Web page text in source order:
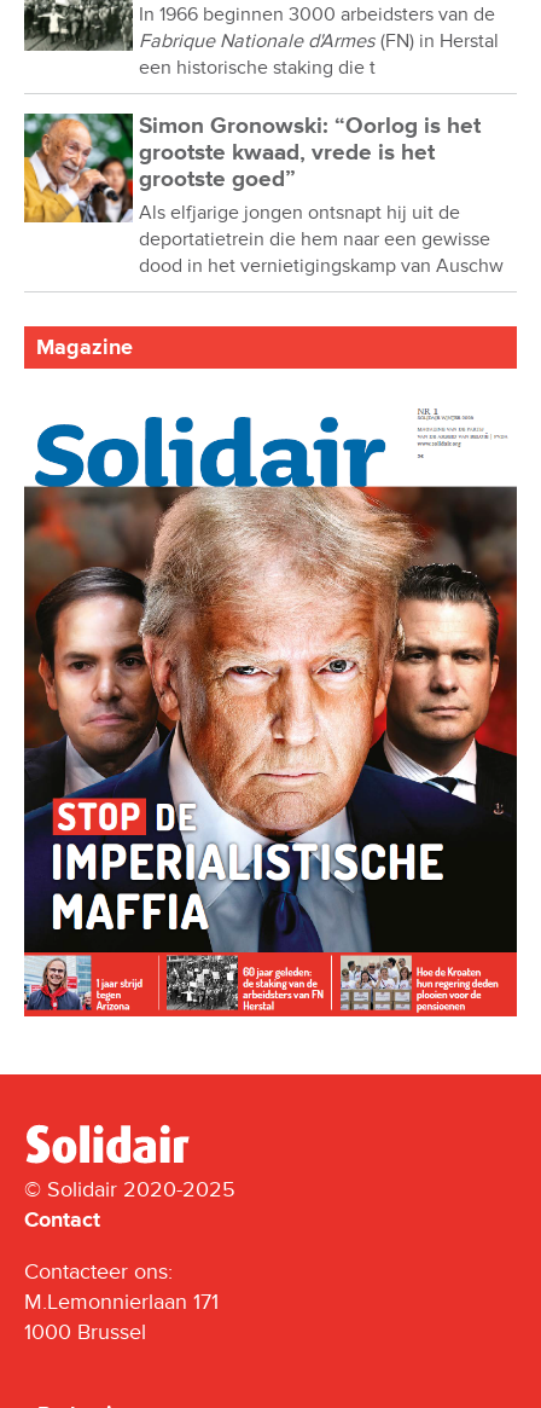
In 1966 beginnen 3000 arbeidsters van de
Fabrique Nationale d'Armes (FN) in Herstal
een historische staking die t
Simon Gronowski: “Oorlog is het
grootste kwaad, vrede is het
grootste goed”
Als elfjarige jongen ontsnapt hij uit de
deportatietrein die hem naar een gewisse
dood in het vernietigingskamp van Auschw
Magazine
© Solidair 2020-2025
Contact
Contacteer ons:
M.Lemonnierlaan 171
1000 Brussel